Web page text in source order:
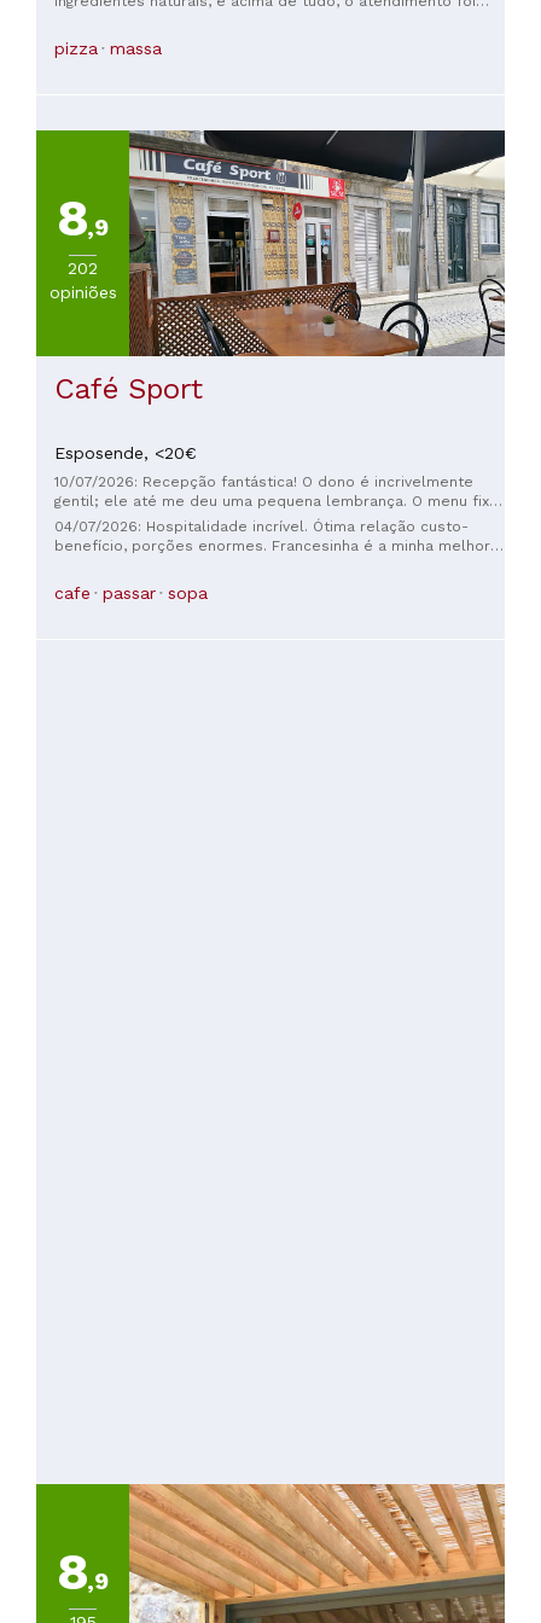
pizza massa
8,9
202
opiniões
Café Sport
Esposende, <20€
10/07/2026: Recepção fantástica! O dono é incrivelmente
gentil; ele até me deu uma pequena lembrança. O menu fixo
por €11 incluía sopa, prato principal e bebida: simples,
generoso e delicioso. Um ótimo lugar para peregrinos do
Caminho. Obrigada por essa experiência maravilhosa. Buen
04/07/2026: Hospitalidade incrível. Ótima relação custo-
benefício, porções enormes. Francesinha é a minha melhor
cafe passar sopa
8,9